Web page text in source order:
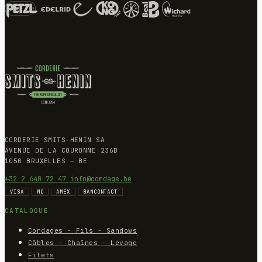
CORDERIE SMITS-HENIN SA
AVENUE DE LA COURONNE 236B
1050 BRUXELLES — BE
+32 2 640 72 47 info@cordage.be
VISA MC AMEX BANCONTACT
CATALOGUE
Cordages - Fils - Sandows
Câbles - Chaînes - Levage
Filets